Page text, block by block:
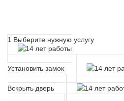
1 Выберите нужную услугу
Установить замок
Вскрыть дверь